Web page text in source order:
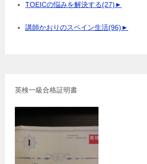
TOEICの悩みを解決する(27)►
講師かおりのスペイン生活(96)►
英検一級合格証明書